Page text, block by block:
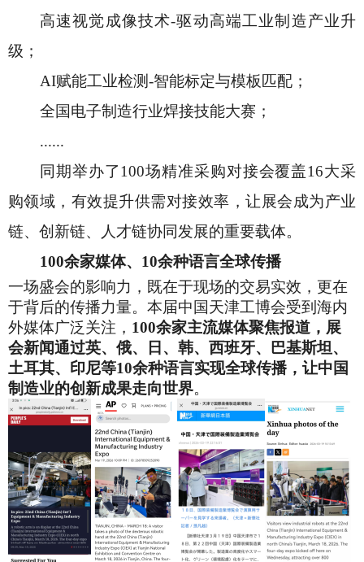
高速视觉成像技术-驱动高端工业制造产业升
级；
AI赋能工业检测-智能标定与模板匹配；
全国电子制造行业焊接技能大赛；
......
同期举办了100场精准采购对接会覆盖16大采
购领域，有效提升供需对接效率，让展会成为产业
链、创新链、人才链协同发展的重要载体。
100余家媒体、10余种语言全球传播
一场盛会的影响力，既在于现场的交易实效，更在
于背后的传播力量。本届中国天津工博会受到海内
外媒体广泛关注， 100余家主流媒体聚焦报道，展
会新闻通过英、俄、日、韩、西班牙、巴基斯坦、
土耳其、印尼等10余种语言实现全球传播，让中国
制造业的创新成果走向世界。